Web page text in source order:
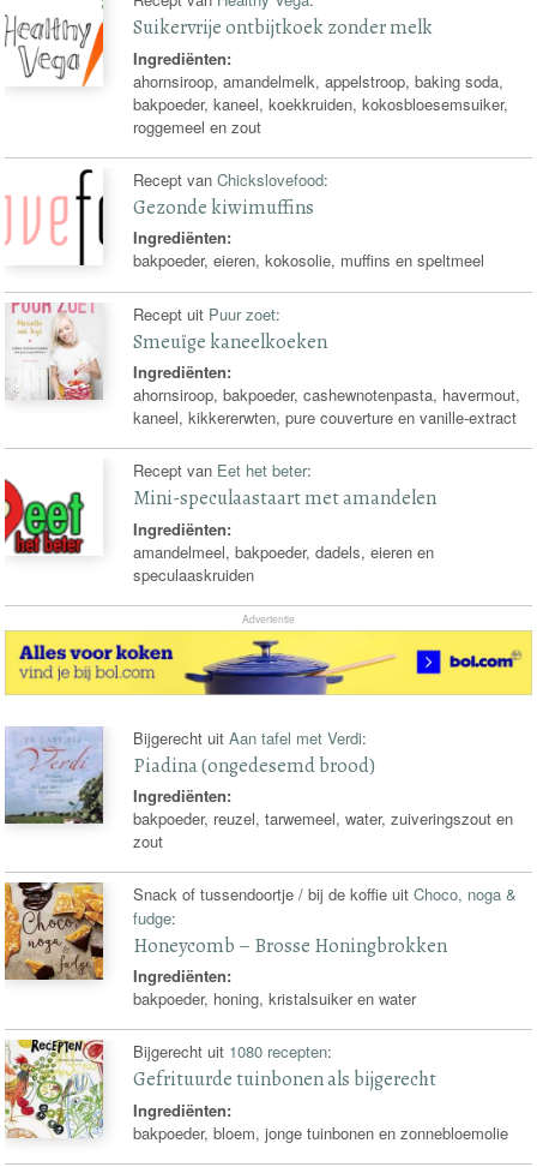
Suikervrije ontbijtkoek zonder melk
Ingrediënten:
ahornsiroop, amandelmelk, appelstroop, baking soda,
bakpoeder, kaneel, koekkruiden, kokosbloesemsuiker,
roggemeel en zout
Recept vanChickslovefood:
Gezonde kiwimuffins
Ingrediënten:
bakpoeder, eieren, kokosolie, muffins en speltmeel
Recept uit Puur zoet:
Smeuïge kaneelkoeken
Ingrediënten:
ahornsiroop, bakpoeder, cashewnotenpasta, havermout,
kaneel, kikkererwten, pure couverture en vanille-extract
Recept van Eet het beter:
Mini-speculaastaart met amandelen
Ingrediënten:
amandelmeel, bakpoeder, dadels, eieren en
speculaaskruiden
Advertentie
Bijgerecht uitAan tafel met Verdi:
Piadina (ongedesemd brood)
Ingrediënten:
bakpoeder, reuzel, tarwemeel, water, zuiveringszout en
zout
Snack of tussendoortje / bij de koffie uitChoco, noga &
fudge:
Honeycomb – Brosse Honingbrokken
Ingrediënten:
bakpoeder, honing, kristalsuiker en water
Bijgerecht uit 1080 recepten:
Gefrituurde tuinbonen als bijgerecht
Ingrediënten:
bakpoeder, bloem, jonge tuinbonen en zonnebloemolie